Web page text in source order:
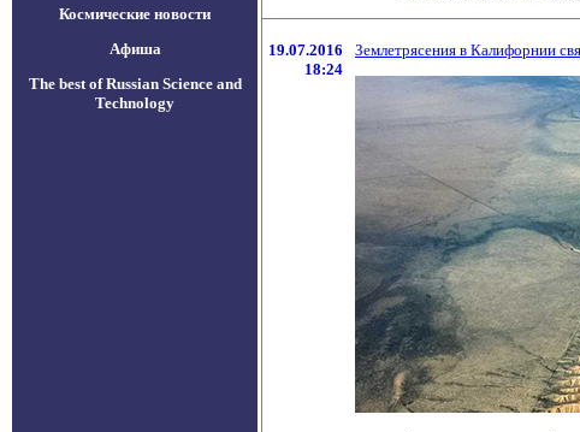
Космические новости
Афиша
The best of Russian Science and
Technology
19.07.2016
18:24
Землетрясения в Калифорнии